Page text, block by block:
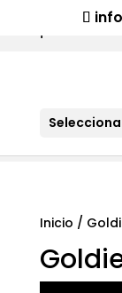
¡Aviso
Inicio /